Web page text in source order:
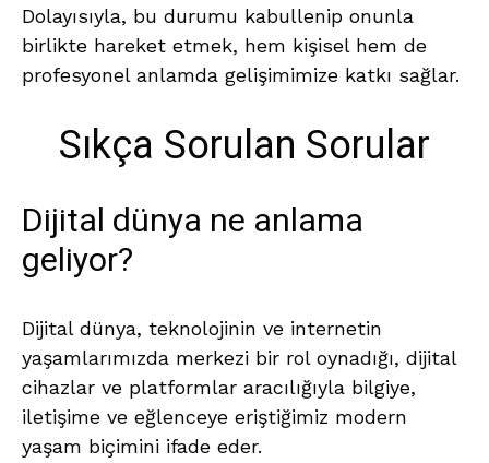
Dolayısıyla, bu durumu kabullenip onunla
birlikte hareket etmek, hem kişisel hem de
profesyonel anlamda gelişimimize katkı sağlar.
Sıkça Sorulan Sorular
Dijital dünya ne anlama
geliyor?
Dijital dünya, teknolojinin ve internetin
yaşamlarımızda merkezi bir rol oynadığı, dijital
cihazlar ve platformlar aracılığıyla bilgiye,
iletişime ve eğlenceye eriştiğimiz modern
yaşam biçimini ifade eder.